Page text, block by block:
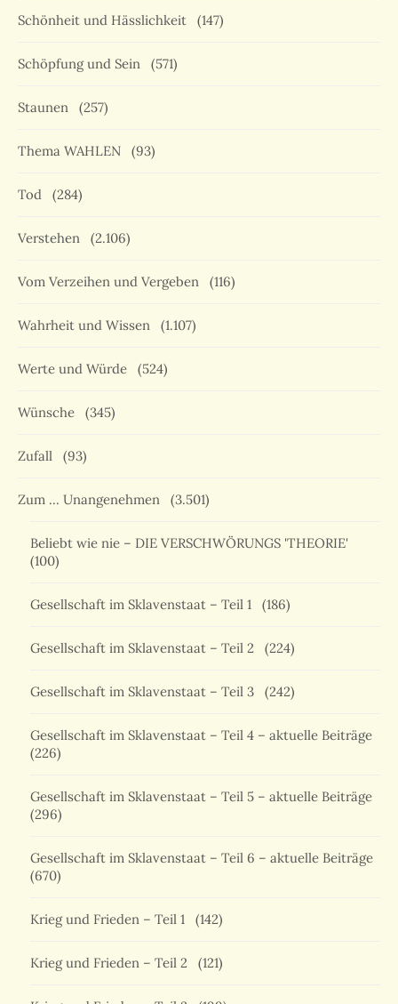
Schönheit und Hässlichkeit (147)
Schöpfung und Sein (571)
Staunen (257)
Thema WAHLEN (93)
Tod (284)
Verstehen (2.106)
Vom Verzeihen und Vergeben (116)
Wahrheit und Wissen (1.107)
Werte und Würde (524)
Wünsche (345)
Zufall (93)
Zum … Unangenehmen (3.501)
Beliebt wie nie – DIE VERSCHWÖRUNGS 'THEORIE'
(100)
Gesellschaft im Sklavenstaat – Teil 1 (186)
Gesellschaft im Sklavenstaat – Teil 2 (224)
Gesellschaft im Sklavenstaat – Teil 3 (242)
Gesellschaft im Sklavenstaat – Teil 4 – aktuelle Beiträge
(226)
Gesellschaft im Sklavenstaat – Teil 5 – aktuelle Beiträge
(296)
Gesellschaft im Sklavenstaat – Teil 6 – aktuelle Beiträge
(670)
Krieg und Frieden – Teil 1 (142)
Krieg und Frieden – Teil 2 (121)